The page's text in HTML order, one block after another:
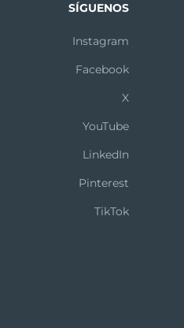
SÍGUENOS
Instagram
Facebook
X
YouTube
LinkedIn
Pinterest
TikTok